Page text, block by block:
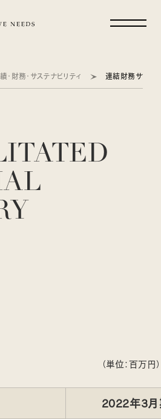
・財務・サステナビリティ 連結財務サマリー
（単位：百万円）
2022年3月